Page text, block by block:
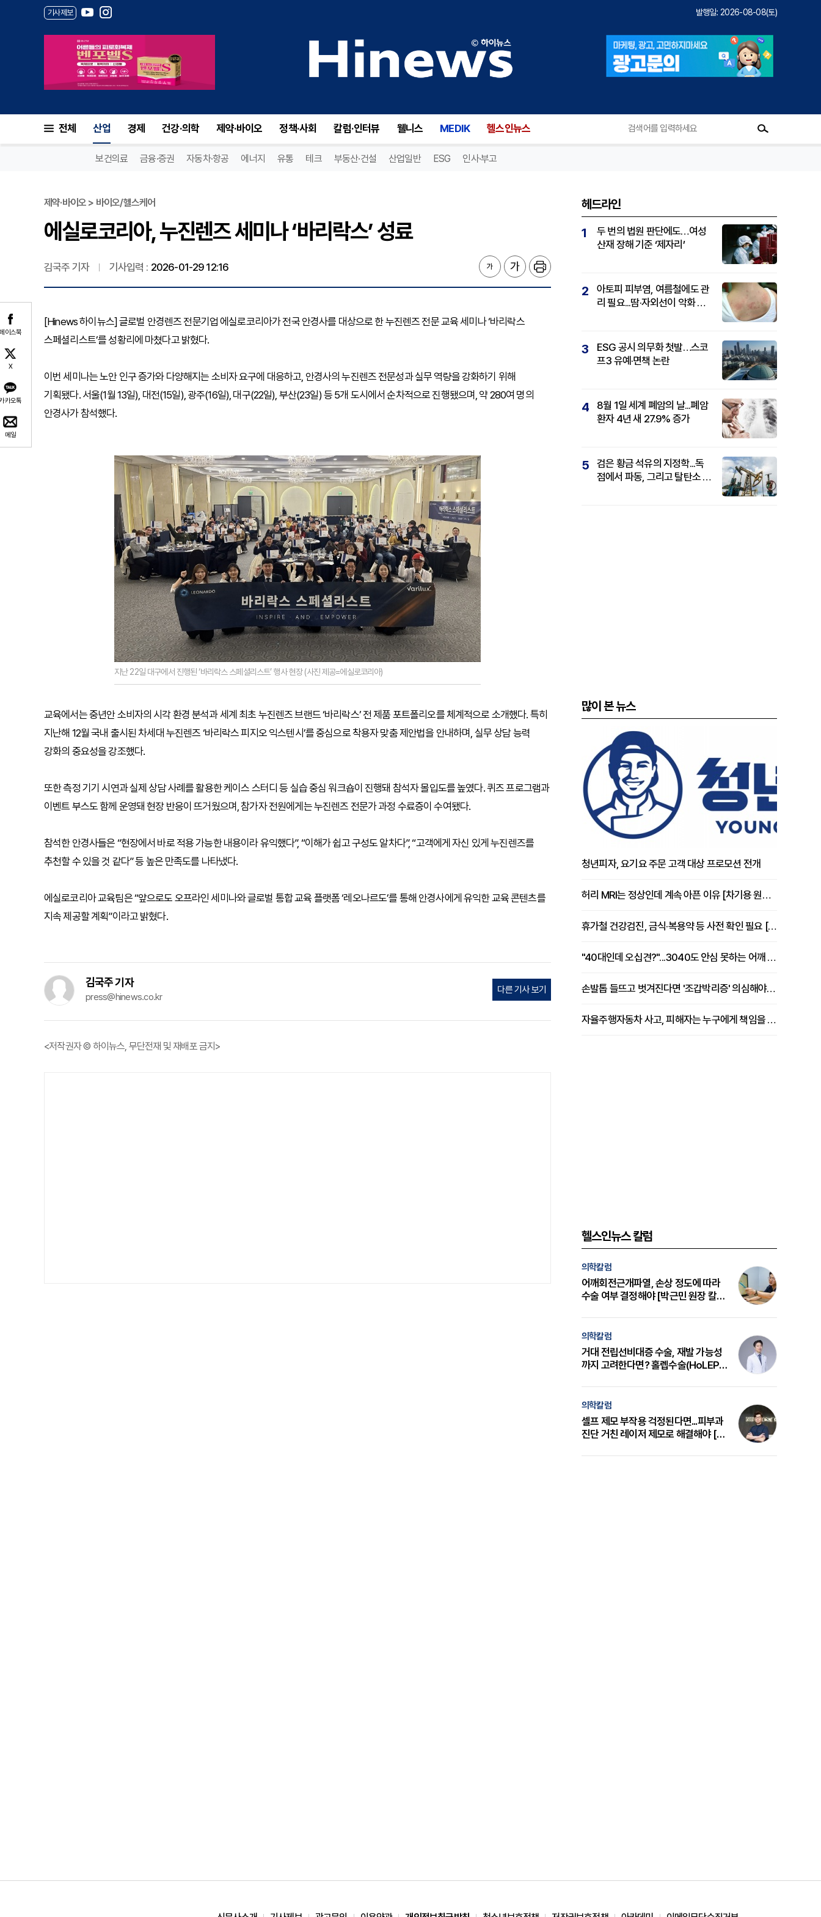
기사제보 발행일: 2026-08-08(토)
전체 산업 경제 건강·의학 제약·바이오 정책·사회 칼럼·인터뷰 웰니스 MEDIK 헬스인뉴스
보건의료 금융·증권 자동차·항공 에너지 유통 테크 부동산·건설 산업일반 ESG 인사·부고
이스북
X
카오톡
메일
제약·바이오 > 바이오/헬스케어
에실로코리아, 누진렌즈 세미나 ‘바리락스’ 성료
김국주 기자 기사입력 : 2026-01-29 12:16
[Hinews 하이뉴스] 글로벌 안경렌즈 전문기업 에실로코리아가 전국 안경사를 대상으로 한 누진렌즈 전문 교육 세미나 ‘바리락스
스페셜리스트’를 성황리에 마쳤다고 밝혔다.
이번 세미나는 노안 인구 증가와 다양해지는 소비자 요구에 대응하고, 안경사의 누진렌즈 전문성과 실무 역량을 강화하기 위해
기획됐다. 서울(1월 13일), 대전(15일), 광주(16일), 대구(22일), 부산(23일) 등 5개 도시에서 순차적으로 진행됐으며, 약 280여 명의
안경사가 참석했다.
지난 22일 대구에서 진행된 ‘바리락스 스페셜리스트’ 행사 현장 (사진 제공=에실로코리아)
교육에서는 중년안 소비자의 시각 환경 분석과 세계 최초 누진렌즈 브랜드 ‘바리락스’ 전 제품 포트폴리오를 체계적으로 소개했다. 특히
지난해 12월 국내 출시된 차세대 누진렌즈 ‘바리락스 피지오 익스텐시’를 중심으로 착용자 맞춤 제안법을 안내하며, 실무 상담 능력
강화의 중요성을 강조했다.
또한 측정 기기 시연과 실제 상담 사례를 활용한 케이스 스터디 등 실습 중심 워크숍이 진행돼 참석자 몰입도를 높였다. 퀴즈 프로그램과
이벤트 부스도 함께 운영돼 현장 반응이 뜨거웠으며, 참가자 전원에게는 누진렌즈 전문가 과정 수료증이 수여됐다.
참석한 안경사들은 “현장에서 바로 적용 가능한 내용이라 유익했다”, “이해가 쉽고 구성도 알차다”, “고객에게 자신 있게 누진렌즈를
추천할 수 있을 것 같다” 등 높은 만족도를 나타냈다.
에실로코리아 교육팀은 “앞으로도 오프라인 세미나와 글로벌 통합 교육 플랫폼 ‘레오나르도’를 통해 안경사에게 유익한 교육 콘텐츠를
지속 제공할 계획”이라고 밝혔다.
김국주 기자
press@hinews.co.kr
다른 기사 보기
<저작권자 © 하이뉴스, 무단전재 및 재배포 금지>
헤드라인
1
두 번의 법원 판단에도…여성
산재 장해 기준 ‘제자리’
2
아토피 피부염, 여름철에도 관
리 필요...땀·자외선이 악화 요
3
ESG 공시 의무화 첫발…스코
프3 유예·면책 논란
4
8월 1일 세계 폐암의 날...폐암
환자 4년 새 27.9% 증가
5
검은 황금 석유의 지정학...독
점에서 파동, 그리고 탈탄소 패
많이 본 뉴스
청년피자, 요기요 주문 고객 대상 프로모션 전개
허리 MRI는 정상인데 계속 아픈 이유 [차기용 원장 칼럼]
휴가철 건강검진, 금식·복용약 등 사전 확인 필요 [정도감 원장 칼럼]
"40대인데 오십견?"...3040도 안심 못하는 어깨 유착성 관절낭염
손발톱 들뜨고 벗겨진다면 '조갑박리증' 의심해야 [김철윤 원장 칼럼]
자율주행자동차 사고, 피해자는 누구에게 책임을 물을 수 있을까
헬스인뉴스 칼럼
의학칼럼
어깨회전근개파열, 손상 정도에 따라
수술 여부 결정해야 [박근민 원장 칼
의학칼럼
거대 전립선비대증 수술, 재발 가능성
까지 고려한다면? 홀렙수술(HoLEP)
의학칼럼
셀프 제모 부작용 걱정된다면...피부과
진단 거친 레이저 제모로 해결해야 [변